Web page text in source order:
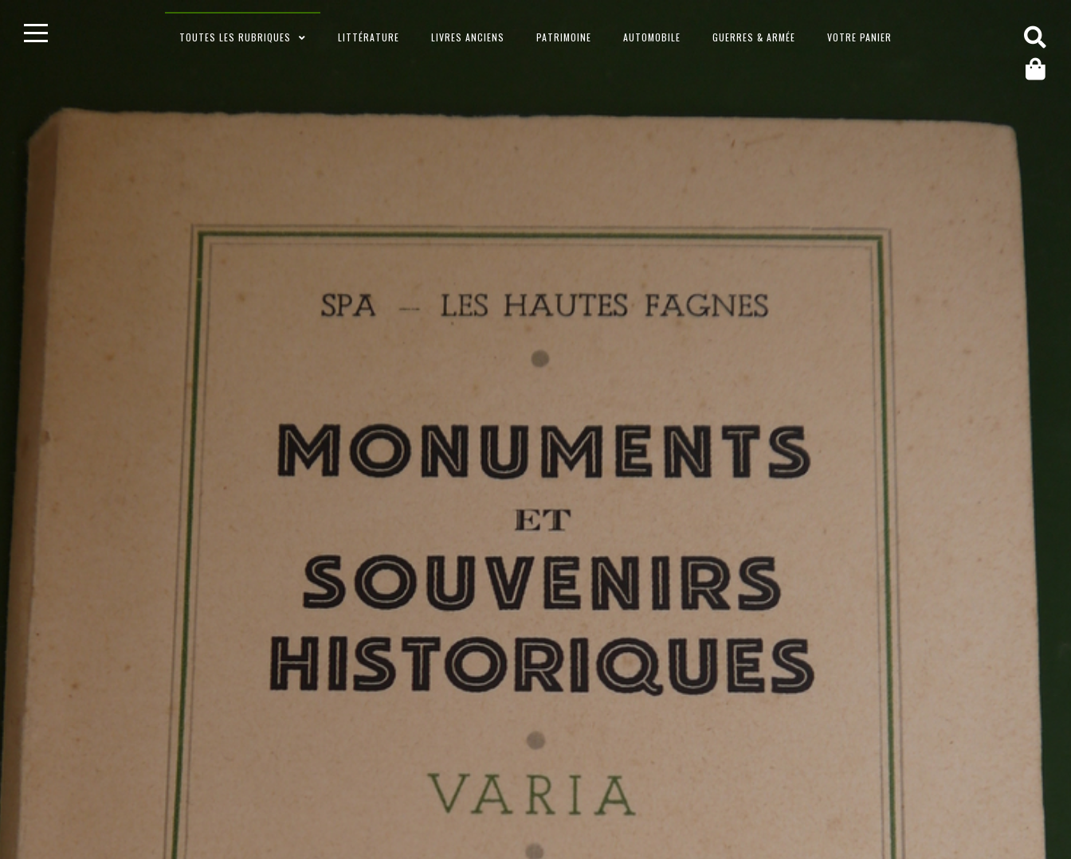
TOUTES LES RUBRIQUES LITTÉRATURE LIVRES ANCIENS PATRIMOINE AUTOMOBILE GUERRES & ARMÉE VOTRE PANIER